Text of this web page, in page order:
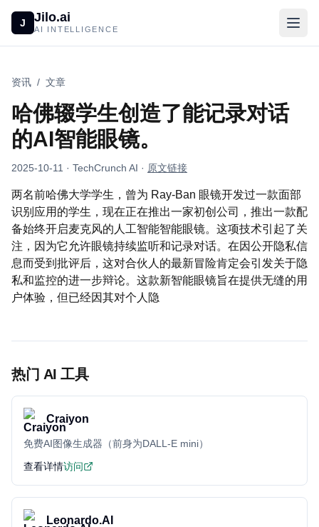
J Jilo.ai
AI INTELLIGENCE
资讯 / 文章
哈佛辍学生创造了能记录对话
的AI智能眼镜。
2025-10-11 · TechCrunch AI · 原文链接
两名前哈佛大学学生，曾为 Ray-Ban 眼镜开发过一款面部
识别应用的学生，现在正在推出一家初创公司，推出一款配
备始终开启麦克风的人工智能智能眼镜。这项技术引起了关
注，因为它允许眼镜持续监听和记录对话。在因公开隐私信
息而受到批评后，这对合伙人的最新冒险肯定会引发关于隐
私和监控的进一步辩论。这款新智能眼镜旨在提供无缝的用
户体验，但已经因其对个人隐
热门 AI 工具
Craiyon
免费AI图像生成器（前身为DALL-E mini）
查看详情访问
Leonardo.AI